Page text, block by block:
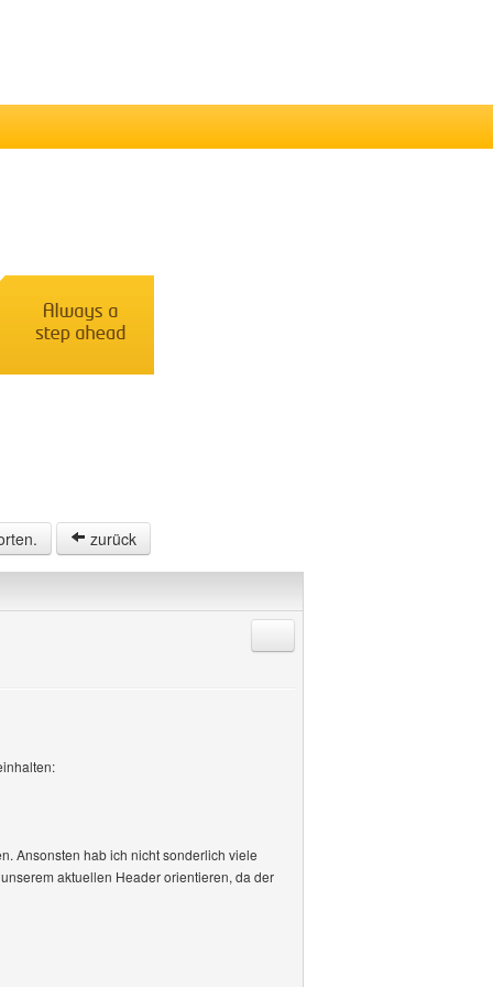
zurück
Ansonsten hab ich nicht sonderlich viele
aktuellen Header orientieren, da der